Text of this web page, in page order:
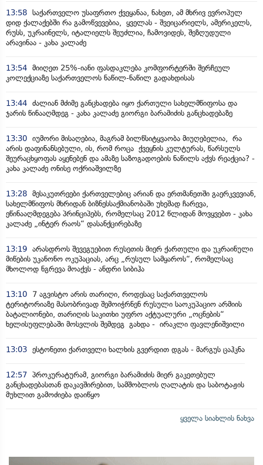
13:58 საქართველო უსაფრთო ქვეყანაა, ნახეთ, ამ მხრივ ევროპულ
დიდ ქალაქებში რა გამოწვევებია, ყველას - შვეიცარიელს, ამერიკელს,
რუსს, უკრაინელს, იტალიელს შეუძლია, ჩამოვიდეს, შეზღუდული
არავინაა - კახა კალაძე
13:54 მიიღეთ 25%-იანი ფასდაკლება კომფორტერში შერჩეულ
კოლექციაზე საქართველოს ნაწილ-ნაწილ გადახდისას
13:44 ძალიან მძიმე განცხადება იყო ქართული სახელმწიფოსა და
ჯარის წინააღმდეგ - კახა კალაძე გიორგი ბარამიძის განცხადებაზე
13:30 იუმორი მისაღებია, მაგრამ ბილწსიტყვაობა მიუღებელია, რა
არის დაფინანსებული, ის, რომ როცა ქვეყნის კულტურას, წარსულს
შეურაცხყოფას აყენებენ და ამაზე საზოგადოების ნაწილს აქვს რეაქცია? -
კახა კალაძე ონისე ოქრიაშვილზე
13:28 მესაკუთრეები ქართველებიც არიან და ერთმანეთში გაერკვევიან,
სახელმწიფოს მხრიდან ბიზნესსაქმიანობაში უხეშად ჩარევა,
ეწინააღმდეგება პრინციპებს, რომელსაც 2012 წლიდან მოვყვებთ - კახა
კალაძე „ინტერ რაოს“ დასანქცირებაზე
13:19 არასდროს შევეგუებით რუსეთის მიერ ქართული და უკრაინული
მიწების უკანონო ოკუპაციას, არც „რუსულ სამყაროს“, რომელსაც
მხოლოდ ნგრევა მოაქვს - ანდრი სიბიჰა
13:10
7 აგვისტო არის თარიღი, როდესაც საქართველოს
ტერიტორიაზე მასობრივად შემოიჭრნენ რუსული საოკუპაციო არმიის
ბატალიონები, თარიღის საკითხი უფრო აქტუალური „ოცნების“
ხელისუფლებაში მოსვლის შემდეგ გახდა - ირაკლი ფავლენიშვილი
13:03 ესტონეთი ქართველი ხალხის გვერდით დგას - მარგუს ცაჰკნა
12:57 პროკურატურამ, გიორგი ბარამიძის მიერ გაკეთებულ
განცხადებასთან დაკავშირებით, სამშობლოს ღალატის და საბოტაჟის
მუხლით გამოძიება დაიწყო
ყველა სიახლის ნახვა